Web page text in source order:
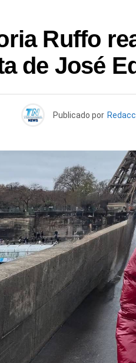
Ruffo
de José
Publicado por